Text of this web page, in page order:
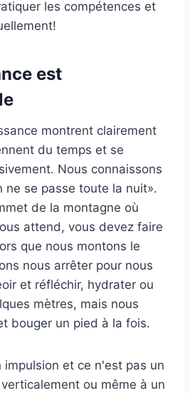
les compétences et
est
montrent clairement
du temps et se
Nous connaissons
ne se passe toute la nuit».
de la montagne où
attend, vous devez faire
que nous montons le
nous arrêter pour nous
et réfléchir, hydrater ou
mètres, mais nous
bouger un pied à la fois.
impulsion et ce n'est pas un
ou même à un